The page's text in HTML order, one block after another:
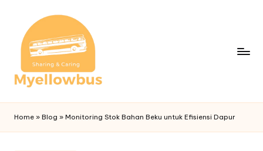
Home » Blog » Monitoring Stok Bahan Beku untuk Efisiensi Dapur